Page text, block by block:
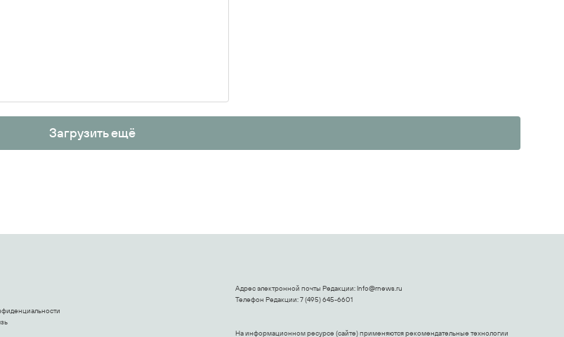
Загрузить ещё
Адрес электронной почты Редакции:Info@rnews.ru
Телефон Редакции: 7 (495) 645-6601
На информационном ресурсе (сайте) применяются рекомендательные технологии